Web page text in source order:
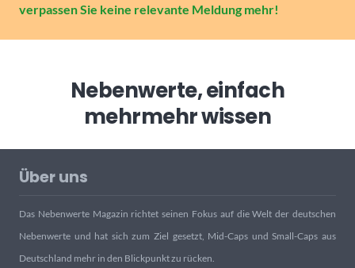
verpassen Sie keine relevante Meldung mehr!
Nebenwerte, einfach
mehrmehr wissen
Über uns
Das Nebenwerte Magazin richtet seinen Fokus auf die Welt der deutschen
Nebenwerte und hat sich zum Ziel gesetzt, Mid-Caps und Small-Caps aus
Deutschland mehr in den Blickpunkt zu rücken.